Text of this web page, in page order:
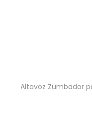
Altavoz Zumbador